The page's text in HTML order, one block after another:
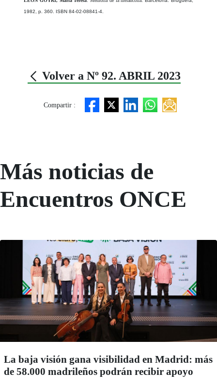
1982, p. 360. ISBN 84-02-08841-4.
Volver a Nº 92. ABRIL 2023
Compartir :
Más noticias de
Encuentros ONCE
La baja visión gana visibilidad en Madrid: más
de 58.000 madrileños podrán recibir apoyo